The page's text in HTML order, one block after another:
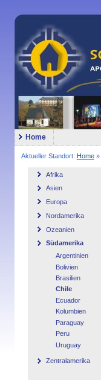
Home
Aktueller Standort: Home»
Afrika
Asien
Europa
Nordamerika
Ozeanien
Südamerika
Argentinien
Bolivien
Brasilien
Chile
Ecuador
Kolumbien
Paraguay
Peru
Uruguay
Zentralamerika